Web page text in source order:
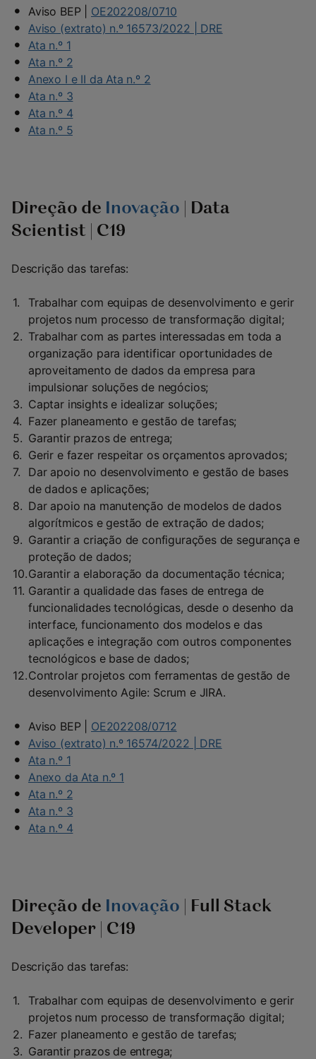
Aviso BEP | OE202208/0710
Aviso (extrato) n.º 16573/2022 | DRE
Ata n.º 1
Ata n.º 2
Anexo I e II da Ata n.º 2
Ata n.º 3
Ata n.º 4
Ata n.º 5
Direção de Inovação | Data
Scientist | C19
Descrição das tarefas:
Trabalhar com equipas de desenvolvimento e gerir
projetos num processo de transformação digital;
Trabalhar com as partes interessadas em toda a
organização para identificar oportunidades de
aproveitamento de dados da empresa para
impulsionar soluções de negócios;
Captar insights e idealizar soluções;
Fazer planeamento e gestão de tarefas;
Garantir prazos de entrega;
Gerir e fazer respeitar os orçamentos aprovados;
Dar apoio no desenvolvimento e gestão de bases
de dados e aplicações;
Dar apoio na manutenção de modelos de dados
algorítmicos e gestão de extração de dados;
Garantir a criação de configurações de segurança e
proteção de dados;
Garantir a elaboração da documentação técnica;
Garantir a qualidade das fases de entrega de
funcionalidades tecnológicas, desde o desenho da
interface, funcionamento dos modelos e das
aplicações e integração com outros componentes
tecnológicos e base de dados;
Controlar projetos com ferramentas de gestão de
desenvolvimento Agile: Scrum e JIRA.
Aviso BEP | OE202208/0712
Aviso (extrato) n.º 16574/2022 | DRE
Ata n.º 1
Anexo da Ata n.º 1
Ata n.º 2
Ata n.º 3
Ata n.º 4
Direção de Inovação | Full Stack
Developer | C19
Descrição das tarefas:
Trabalhar com equipas de desenvolvimento e gerir
projetos num processo de transformação digital;
Fazer planeamento e gestão de tarefas;
Garantir prazos de entrega;